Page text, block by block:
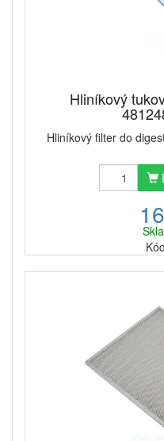
Pokiaľ ide o spôsob
nemáte možnosť
univerzálny filter 2 v
uhlíkového a tukového
skutočne fungoval tak, ako
ho a vracia späť bez
Hliníkový
Hliníkový filter do